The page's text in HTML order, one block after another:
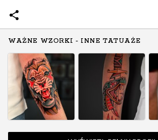
WAŻNE WZORKI - INNE TATUAŻE